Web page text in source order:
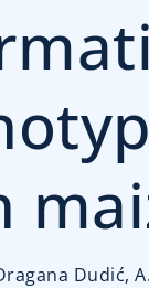
Dudić,